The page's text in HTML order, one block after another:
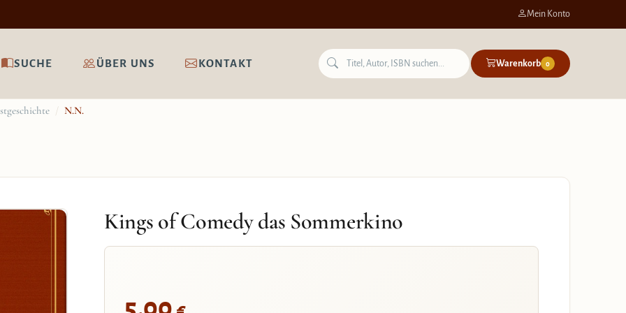
Mein Konto
SUCHE ÜBER UNS KONTAKT Warenkorb 0
/ N.N.
Kings of Comedy das Sommerkino